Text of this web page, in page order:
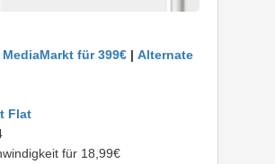
MediaMarkt für 399€ | Alternate
Flat
für 18,99€